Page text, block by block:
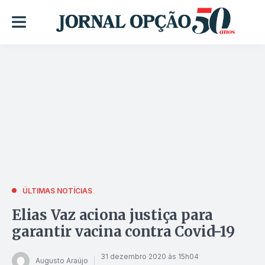
ÚLTIMAS NOTÍCIAS
Elias Vaz aciona justiça para
garantir vacina contra Covid-19
Augusto Araújo 31 dezembro 2020 às 15h04